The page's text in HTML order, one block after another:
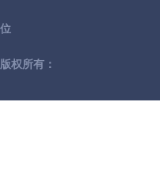
位
版权所有：